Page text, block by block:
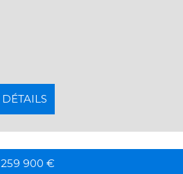
DÉTAILS
259 900 €